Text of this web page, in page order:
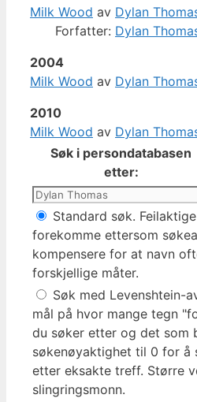
Milk Wood av Dylan
Forfatter: Dylan
2004
Milk Wood av Dylan
2010
Milk Wood av Dylan
Søk i persondatabasen
etter:
Standard søk.
forekomme ettersom
kompensere for at navn
forskjellige måter.
Søk med Levenshtein-
mål på hvor mange tegn
du søker etter og det som
søkenøyaktighet til 0 for å
etter eksakte treff. Større
slingringsmonn.